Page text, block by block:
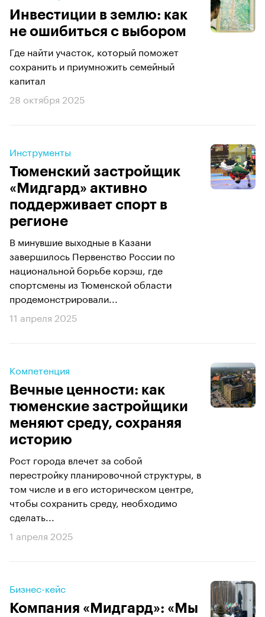
Инвестиции в землю: как
не ошибиться с выбором
Где найти участок, который поможет
сохранить и приумножить семейный
капитал
28 октября 2025
Инструменты
Тюменский застройщик
«Мидгард» активно
поддерживает спорт в
регионе
В минувшие выходные в Казани
завершилось Первенство России по
национальной борьбе корэш, где
спортсмены из Тюменской области
продемонстрировали...
11 апреля 2025
Компетенция
Вечные ценности: как
тюменские застройщики
меняют среду, сохраняя
историю
Рост города влечет за собой
перестройку планировочной структуры, в
том числе и в его историческом центре,
чтобы сохранить среду, необходимо
сделать...
1 апреля 2025
Бизнес-кейс
Компания «Мидгард»: «Мы